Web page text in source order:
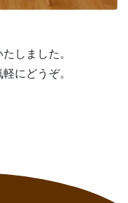
しました。
にどうぞ。